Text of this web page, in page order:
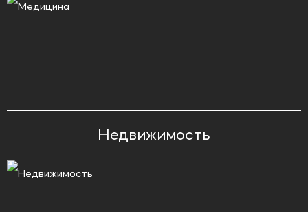
Недвижимость